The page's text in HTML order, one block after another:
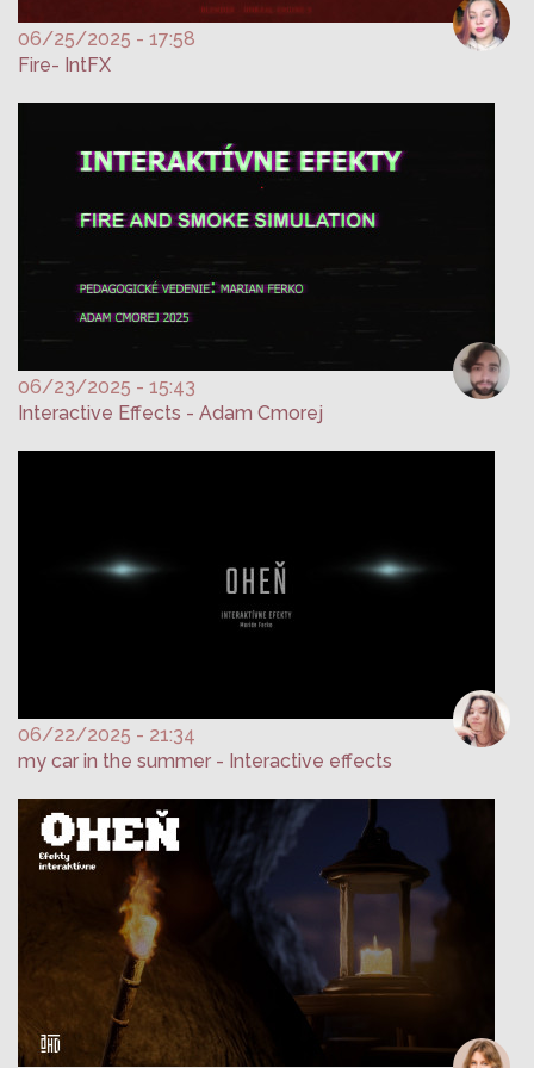
06/25/2025 - 17:58
Fire- IntFX
06/23/2025 - 15:43
Interactive Effects - Adam Cmorej
06/22/2025 - 21:34
my car in the summer - Interactive effects